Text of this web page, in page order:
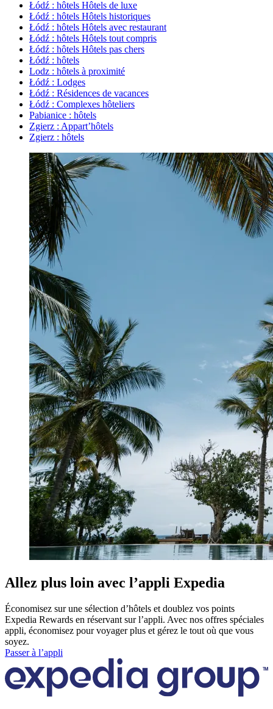
Łódź : hôtels Hôtels de luxe
Łódź : hôtels Hôtels historiques
Łódź : hôtels Hôtels avec restaurant
Łódź : hôtels Hôtels tout compris
Łódź : hôtels Hôtels pas chers
Łódź : hôtels
Lodz : hôtels à proximité
Łódź : Lodges
Łódź : Résidences de vacances
Łódź : Complexes hôteliers
Pabianice : hôtels
Zgierz : Appart’hôtels
Zgierz : hôtels
Allez plus loin avec l’appli Expedia
Économisez sur une sélection d’hôtels et doublez vos points
Expedia Rewards en réservant sur l’appli. Avec nos offres spéciales
appli, économisez pour voyager plus et gérez le tout où que vous
soyez.
Passer à l’appli